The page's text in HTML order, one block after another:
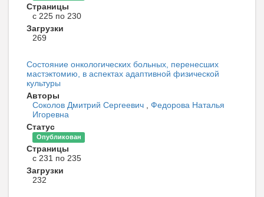
Страницы
с 225 по 230
Загрузки
269
Состояние онкологических больных, перенесших
мастэктомию, в аспектах адаптивной физической
культуры
Авторы
Соколов Дмитрий Сергеевич , Федорова Наталья
Игоревна
Статус
Опубликован
Страницы
с 231 по 235
Загрузки
232